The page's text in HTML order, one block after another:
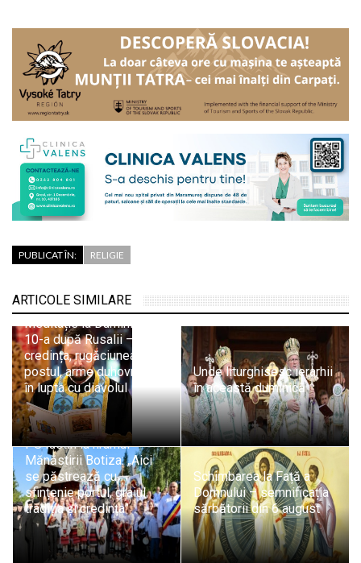
PUBLICAT ÎN: RELIGIE
ARTICOLE SIMILARE
Pr. Adrian Dobreanu:
Meditație la Duminica a
10-a după Rusalii –
credința, rugăciunea și
postul, arme duhovnicești
în lupta cu diavolul
Unde liturghisesc ierarhii
în această duminică
PS Iustin la hramul
Mănăstirii Botiza: „Aici
se păstrează cu
sfințenie portul, graiul,
tradiția și credința”
Schimbarea la Față a
Domnului – semnificația
sărbătorii din 6 august